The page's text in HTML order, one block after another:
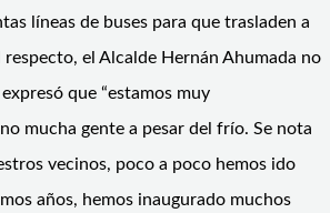
líneas de buses para que trasladen a
el Alcalde Hernán Ahumada no
que “estamos muy
mucha gente a pesar del frío. Se nota
vecinos, poco a poco hemos ido
años, hemos inaugurado muchos